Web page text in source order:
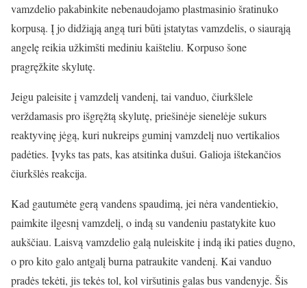
vamzdelio pakabinkite nebenaudojamo plastmasinio šratinuko
korpusą. Į jo didžiąją angą turi būti įstatytas vamzdelis, o siaurąją
angelę reikia užkimšti mediniu kaišteliu. Korpuso šone
pragręžkite skylutę.
Jeigu paleisite į vamzdelį vandenį, tai vanduo, čiurkšlele
verždamasis pro išgręžtą skylutę, priešinėje sienelėje sukurs
reaktyvinę jėgą, kuri nukreips guminį vamzdelį nuo vertikalios
padėties. Įvyks tas pats, kas atsitinka dušui. Galioja ištekančios
čiurkšlės reakcija.
Kad gautumėte gerą vandens spaudimą, jei nėra vandentiekio,
paimkite ilgesnį vamzdelį, o indą su vandeniu pastatykite kuo
aukščiau. Laisvą vamzdelio galą nuleiskite į indą iki paties dugno,
o pro kito galo antgalį burna patraukite vandenį. Kai vanduo
pradės tekėti, jis tekės tol, kol viršutinis galas bus vandenyje. Šis